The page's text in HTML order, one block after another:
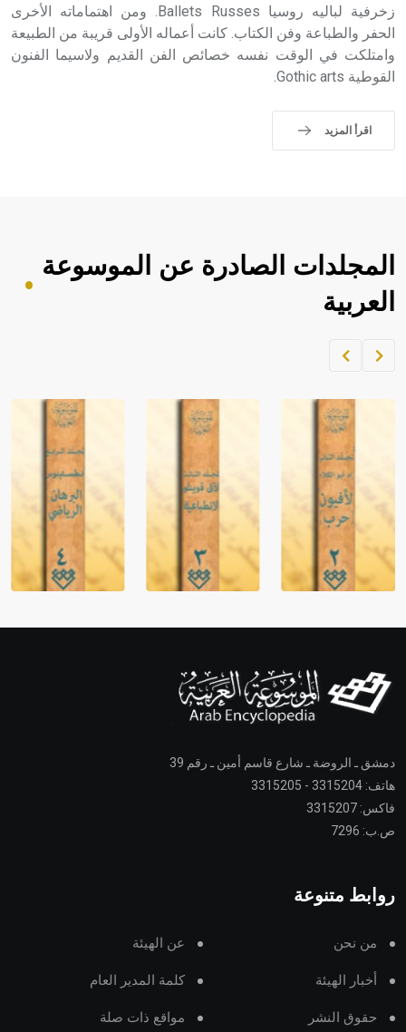
زخرفية لباليه روسيا Ballets Russes. ومن اهتماماته الأخرى
الحفر والطباعة وفن الكتاب. كانت أعماله الأولى قريبة من الطبيعة
وامتلكت في الوقت نفسه خصائص الفن القديم ولاسيما الفنون
القوطية Gothic arts.
اقرأ المزيد
المجلدات الصادرة عن الموسوعة
العربية
دمشق ـ الروضة ـ شارع قاسم أمين ـ رقم 39
هاتف: 3315204 - 3315205
فاكس: 3315207
ص.ب: 7296
روابط متنوعة
من نحن عن الهيئة
أخبار الهيئة كلمة المدير العام
حقوق النشر مواقع ذات صلة